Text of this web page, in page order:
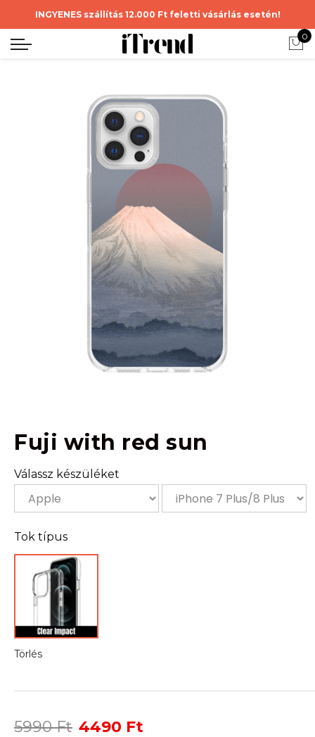
INGYENES szállítás 12.000 Ft feletti vásárlás esetén!
0
Fuji with red sun
Válassz készüléket
Tok típus
Törlés
5990Ft Original
4490 Ft